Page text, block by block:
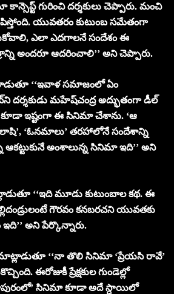
గురించి దర్శకులు చెప్పారు. మంచి
యువతరం కుటుంబ సమేతంగా
ఎలా ఎదగాలనే సందేశం ఈ
అందరూ ఆదరించాలి’’ అని చెప్పారు.
‘‘ఇవాళ సమాజంలో ఏం
దర్శకుడు మహేష్‌చంద్ర అద్భుతంగా డీల్‌
కూడా ఇష్టంగా ఈ సినిమా చేశాను. ‘ఆ
‘ఓనమాలు’ తరహాలోనే సందేశాన్ని
అంశాలున్న సినిమా ఇది’’ అని
‘‘ఇది మూడు కుటుంబాల కథ. ఈ
గౌరవం కనబరచని యువతకు
ఇది’’ అని పేర్కొన్నారు.
మాట్లాడుతూ ‘‘నా తొలి సినిమా ‘ప్రేయసి రావే’
ఈరోజుకీ ప్రేక్షకుల గుండెల్లో
సినిమా కూడా అదే స్ధాయిలో